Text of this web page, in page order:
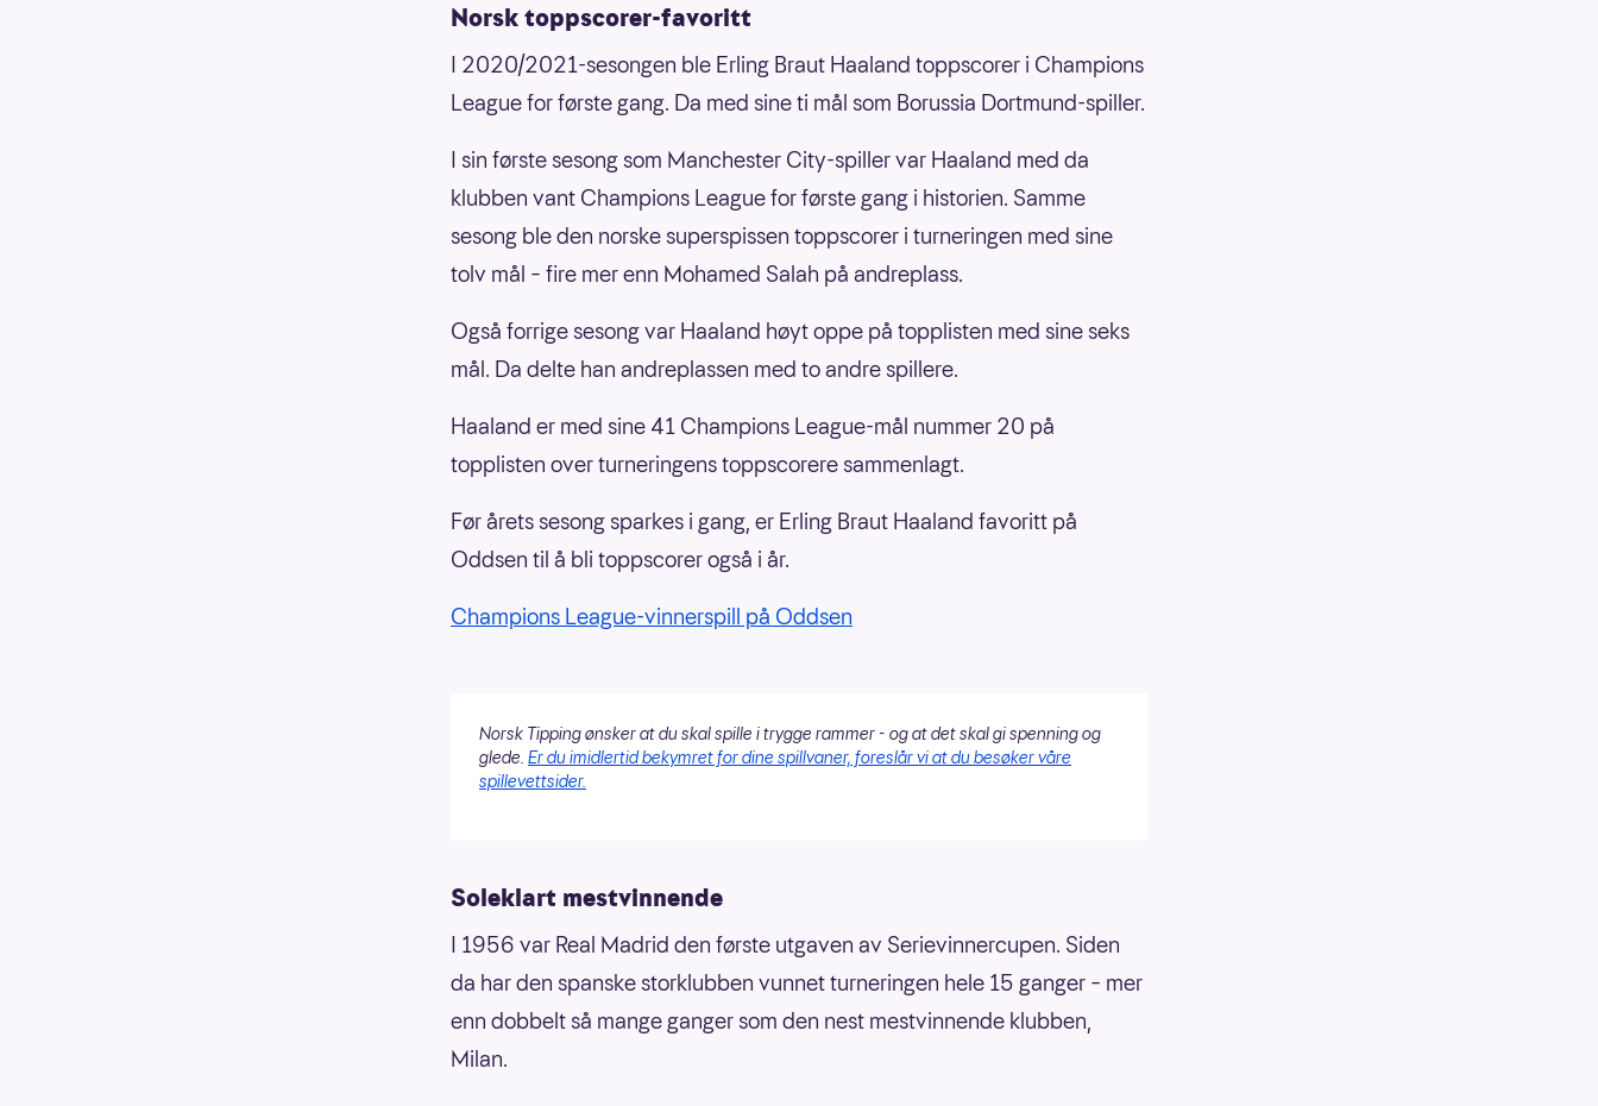
Norsk toppscorer-favoritt
I 2020/2021-sesongen ble Erling Braut Haaland toppscorer i Champions
League for første gang. Da med sine ti mål som Borussia Dortmund-spiller.
I sin første sesong som Manchester City-spiller var Haaland med da
klubben vant Champions League for første gang i historien. Samme
sesong ble den norske superspissen toppscorer i turneringen med sine
tolv mål – fire mer enn Mohamed Salah på andreplass.
Også forrige sesong var Haaland høyt oppe på topplisten med sine seks
mål. Da delte han andreplassen med to andre spillere.
Haaland er med sine 41 Champions League-mål nummer 20 på
topplisten over turneringens toppscorere sammenlagt.
Før årets sesong sparkes i gang, er Erling Braut Haaland favoritt på
Oddsen til å bli toppscorer også i år.
Champions League-vinnerspill på Oddsen
Norsk Tipping ønsker at du skal spille i trygge rammer - og at det skal gi spenning og
glede. Er du imidlertid bekymret for dine spillvaner, foreslår vi at du besøker våre
spillevettsider.
Soleklart mestvinnende
I 1956 var Real Madrid den første utgaven av Serievinnercupen. Siden
da har den spanske storklubben vunnet turneringen hele 15 ganger – mer
enn dobbelt så mange ganger som den nest mestvinnende klubben,
Milan.